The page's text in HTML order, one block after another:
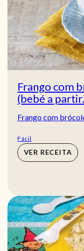
Frango com
(bebé a
Frango com
Fácil
VER RECEITA